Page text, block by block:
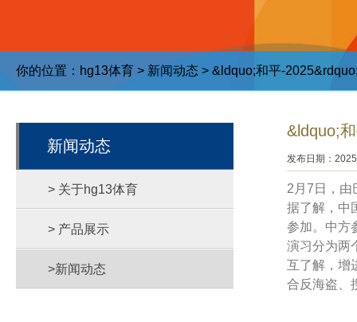
你的位置： hg13体育 > 新闻动态 > &ldquo;和平-
新闻动态
> 关于hg13体育
> 产品展示
>新闻动态
&ldquo;
发布日期：
2月7日，由
据了解，中
参加。中方
演习分为两
互了解，增
合反海盗、